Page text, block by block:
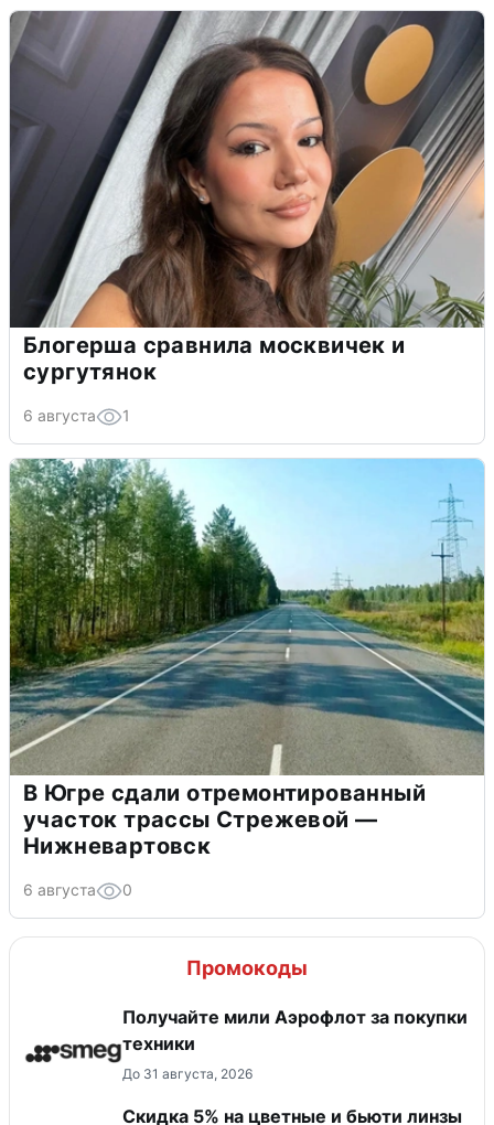
Блогерша сравнила москвичек и
сургутянок
6 августа 1
В Югре сдали отремонтированный
участок трассы Стрежевой —
Нижневартовск
6 августа 0
Промокоды
Получайте мили Аэрофлот за покупки
техники
До 31 августа, 2026
Скидка 5% на цветные и бьюти линзы